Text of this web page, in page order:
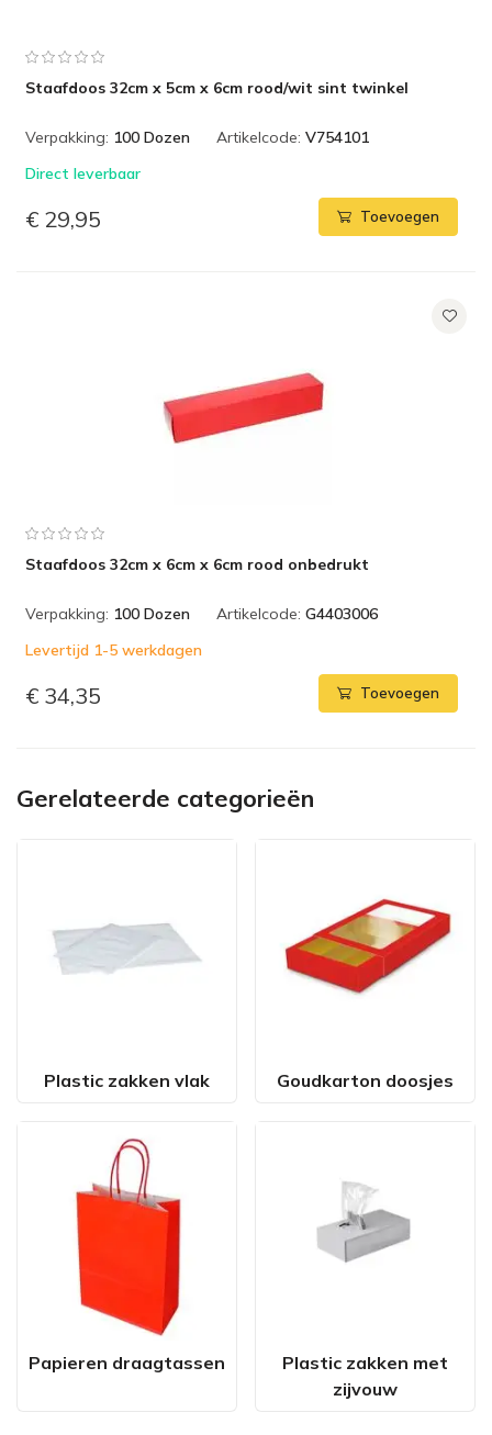
Staafdoos 32cm x 5cm x 6cm rood/wit sint twinkel
Verpakking: 100 Dozen Artikelcode: V754101
Direct leverbaar
€ 29,95 Toevoegen
Staafdoos 32cm x 6cm x 6cm rood onbedrukt
Verpakking: 100 Dozen Artikelcode: G4403006
Levertijd 1-5 werkdagen
€ 34,35 Toevoegen
Gerelateerde categorieën
Plastic zakken vlak Goudkarton doosjes
Papieren draagtassen
Plastic zakken met
zijvouw